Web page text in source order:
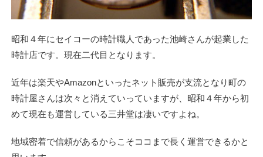
昭和４年にセイコーの時計職人であった池崎さんが起業した
時計店です。現在二代目となります。
近年は楽天やAmazonといったネット販売が支流となり町の
時計屋さんは次々と消えていっていますが、昭和４年から初
めて現在も運営している三井堂は凄いですよね。
地域密着で信頼があるからこそココまで長く運営できるかと